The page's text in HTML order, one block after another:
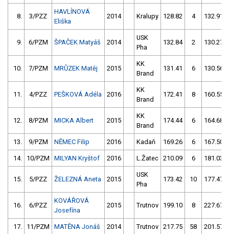
8. 3/PZZ
HAVLÍNOVÁ
Eliška
2014 Kralupy 128.82 4 132.91
9. 6/PZM ŠPAČEK Matyáš 2014
USK
Pha
132.84 2 130.27
10. 7/PZM MRŮZEK Matěj 2015
KK
Brand
131.41 6 130.56
11. 4/PZZ PEŠKOVÁ Adéla 2016
KK
Brand
172.41 8 160.55
12. 8/PZM MICKA Albert 2015
KK
Brand
174.44 6 164.68
13. 9/PZM NĚMEC Filip 2016 Kadaň 169.26 6 167.50
14. 10/PZM MILYAN Kryštof 2016 L.Žatec 210.09 6 181.03
15. 5/PZZ ŽELEZNÁ Aneta 2015
USK
Pha
173.42 10 177.47
16. 6/PZZ
KOVÁŘOVÁ
Josefína
2015 Trutnov 199.10 8 227.67
17. 11/PZM MATĚNA Jonáš 2014 Trutnov 217.75 58 201.57